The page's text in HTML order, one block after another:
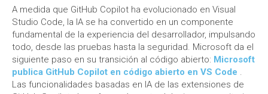
A medida que GitHub Copilot ha evolucionado en Visual
Studio Code, la IA se ha convertido en un componente
fundamental de la experiencia del desarrollador, impulsando
todo, desde las pruebas hasta la seguridad. Microsoft da el
siguiente paso en su transición al código abierto: Microsoft
publica GitHub Copilot en código abierto en VS Code .
Las funcionalidades basadas en IA de las extensiones de